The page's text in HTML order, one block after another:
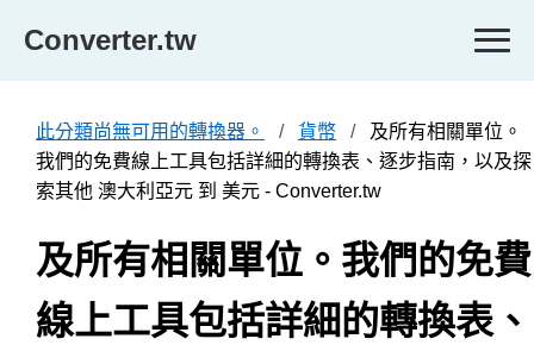
Converter.tw
此分類尚無可用的轉換器。 貨幣
及所有相關單位。
我們的免費線上工具包括詳細的轉換表、逐步指南，以及探
索其他 澳大利亞元 到 美元 - Converter.tw
及所有相關單位。我們的免費
線上工具包括詳細的轉換表、